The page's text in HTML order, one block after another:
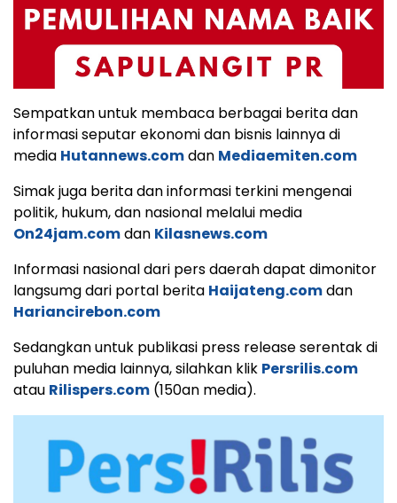
Sempatkan untuk membaca berbagai berita dan
informasi seputar ekonomi dan bisnis lainnya di
media Hutannews.comdan Mediaemiten.com
Simak juga berita dan informasi terkini mengenai
politik, hukum, dan nasional melalui media
On24jam.comdan Kilasnews.com
Informasi nasional dari pers daerah dapat dimonitor
langsumg dari portal berita Haijateng.comdan
Hariancirebon.com
Sedangkan untuk publikasi press release serentak di
puluhan media lainnya, silahkan klik Persrilis.com
atau Rilispers.com (150an media).